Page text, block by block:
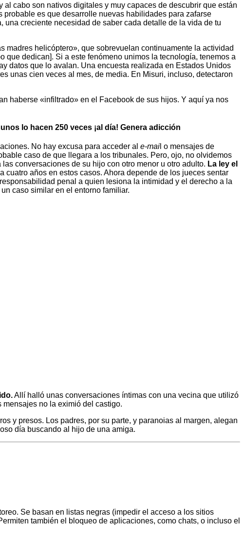
al cabo son nativos digitales y muy capaces de descubrir que están
es que desarrolle nuevas habilidades para zafarse
creciente necesidad de saber cada detalle de la vida de tu
madres helicóptero», que sobrevuelan continuamente la actividad
dedican]. Si a este fenómeno unimos la tecnología, tenemos a
datos que lo avalan. Una encuesta realizada en Estados Unidos
unas cien veces al mes, de media. En Misuri, incluso, detectaron
haberse «infiltrado» en el Facebook de sus hijos. Y aquí ya nos
lo hacen 250 veces ¡al día! Genera adicción
No hay excusa para acceder al e-mai l o mensajes de
caso de que llegara a los tribunales. Pero, ojo, no olvidemos
conversaciones de su hijo con otro menor u otro adulto. La ley el
cuatro años en estos casos. Ahora depende de los jueces sentar
penal a quien lesiona la intimidad y el derecho a la
caso similar en el entorno familiar.
Allí halló unas conversaciones íntimas con una vecina que utilizó
no la eximió del castigo.
y presos. Los padres, por su parte, y paranoias al margen, alegan
día buscando al hijo de una amiga.
Se basan en listas negras (impedir el acceso a los sitios
también el bloqueo de aplicaciones, como chats, o incluso el